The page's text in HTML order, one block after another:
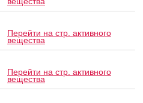
Перейти на стр. активного
вещества
Перейти на стр. активного
вещества